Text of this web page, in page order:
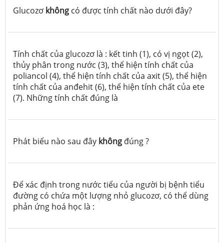
Glucozơ không có được tính chất nào dưới đây?
Tính chất của glucozơ là : kết tinh (1), có vị ngọt (2),
thủy phân trong nước (3), thể hiện tính chất của
poliancol (4), thể hiện tính chất của axit (5), thể hiện
tính chất của anđehit (6), thể hiện tính chất của ete
(7). Những tính chất đúng là
Phát biểu nào sau đây không đúng ?
Để xác định trong nước tiểu của người bị bệnh tiểu
đường có chứa một lượng nhỏ glucozơ, có thể dùng
phản ứng hoá học là :